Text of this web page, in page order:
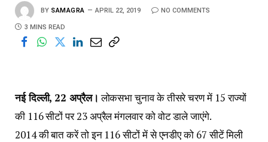
BY SAMAGRA APRIL 22, 2019 NO COMMENTS
3 MINS READ
नई दिल्ली, 22 अप्रैल। लोकसभा चुनाव के तीसरे चरण में 15 राज्यों
की 116 सीटों पर 23 अप्रैल मंगलवार को वोट डाले जाएंगे.
2014 की बात करें तो इन 116 सीटों में से एनडीए को 67 सीटें मिली